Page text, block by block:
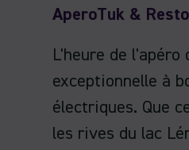
AperoTuk &
L'heure de l'apéro
exceptionnelle à
électriques. Que
les rives du lac